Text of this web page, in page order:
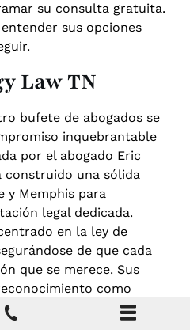
su consulta gratuita.
sus opciones
Law TN
bufete de abogados se
inquebrantable
por el abogado Eric
construido una sólida
y Memphis para
legal dedicada.
en la ley de
de que cada
que se merece. Sus
como
reflejan su
en el campo.